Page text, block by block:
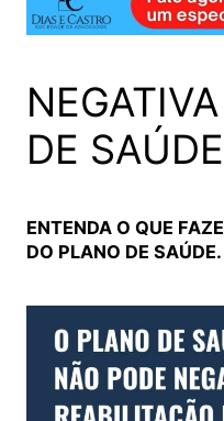
DE SAÚDE
ENTENDA O QUE
DO PLANO DE SAÚDE.